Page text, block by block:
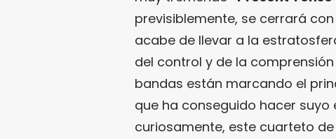
previsiblemente, se cerrará con
acabe de llevar a la
del control y de la
bandas están marcando el
que ha conseguido hacer suyo
curiosamente, este cuarteto